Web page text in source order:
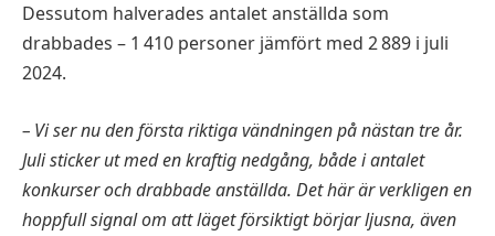
Dessutom halverades antalet anställda som
drabbades – 1 410 personer jämfört med 2 889 i juli
2024.
– Vi ser nu den första riktiga vändningen på nästan tre år.
Juli sticker ut med en kraftig nedgång, både i antalet
konkurser och drabbade anställda. Det här är verkligen en
hoppfull signal om att läget försiktigt börjar ljusna, även